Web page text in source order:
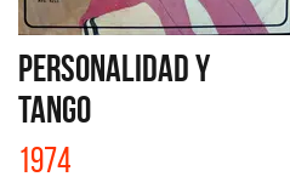
PERSONALIDAD Y
TANGO
1974